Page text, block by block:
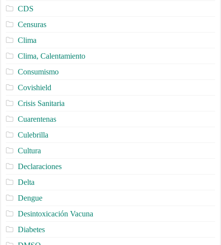
CDS
Censuras
Clima
Clima, Calentamiento
Consumismo
Covishield
Crisis Sanitaria
Cuarentenas
Culebrilla
Cultura
Declaraciones
Delta
Dengue
Desintoxicación Vacuna
Diabetes